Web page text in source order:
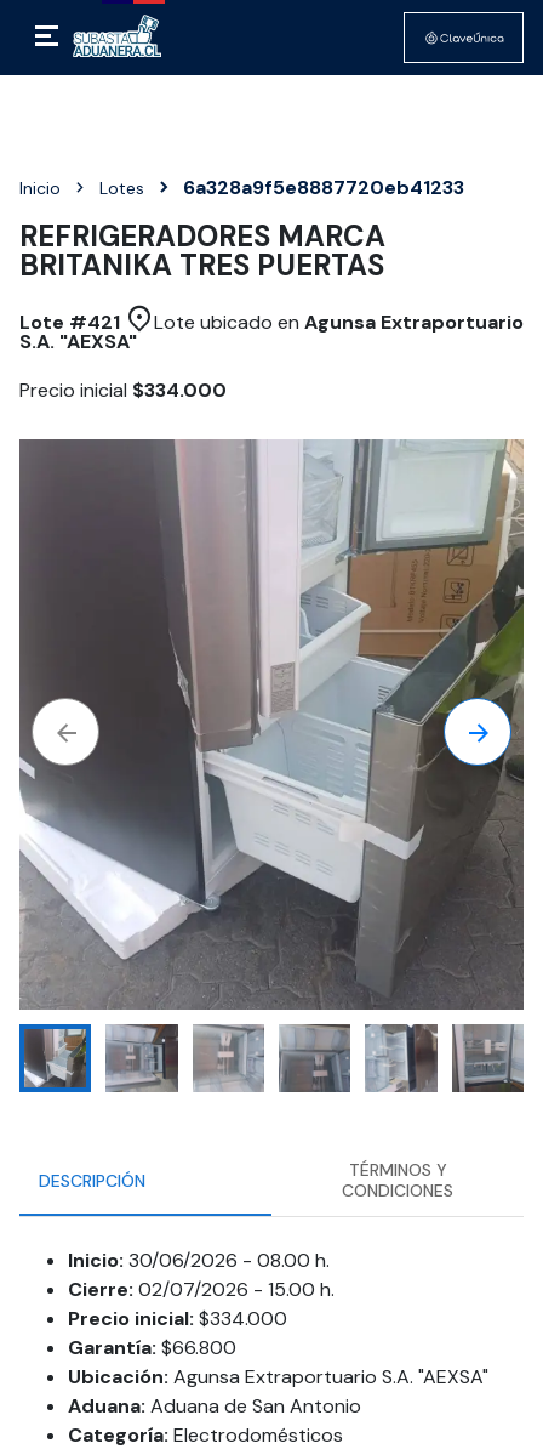
Inicio Lotes 6a328a9f5e8887720eb41233
REFRIGERADORES MARCA
BRITANIKA TRES PUERTAS
Lote #421 Lote ubicado en Agunsa Extraportuario
S.A. "AEXSA"
Precio inicial $334.000
DESCRIPCIÓN
TÉRMINOS Y
CONDICIONES
Inicio: 30/06/2026 - 08.00 h.
Cierre: 02/07/2026 - 15.00 h.
Precio inicial: $334.000
Garantía: $66.800
Ubicación: Agunsa Extraportuario S.A. "AEXSA"
Aduana: Aduana de San Antonio
Categoría: Electrodomésticos